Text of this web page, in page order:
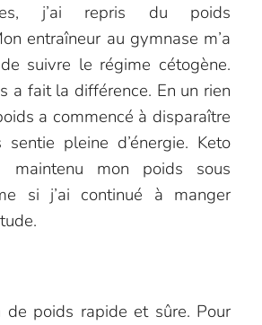
j’ai repris du poids
entraîneur au gymnase m’a
suivre le régime cétogène.
a fait la différence. En un rien
a commencé à disparaître
pleine d’énergie. Keto
mon poids sous
si j’ai continué à manger
de poids rapide et sûre. Pour